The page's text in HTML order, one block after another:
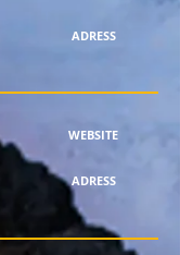
ADRESS
WEBSITE
ADRESS